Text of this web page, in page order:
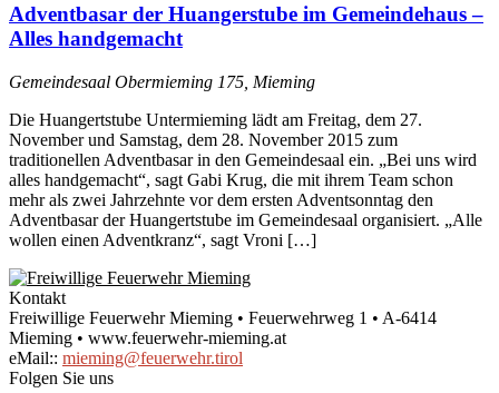
Adventbasar der Huangerstube im Gemeindehaus –
Alles handgemacht
Gemeindesaal Obermieming 175, Mieming
Die Huangertstube Untermieming lädt am Freitag, dem 27.
November und Samstag, dem 28. November 2015 zum
traditionellen Adventbasar in den Gemeindesaal ein. „Bei uns wird
alles handgemacht“, sagt Gabi Krug, die mit ihrem Team schon
mehr als zwei Jahrzehnte vor dem ersten Adventsonntag den
Adventbasar der Huangertstube im Gemeindesaal organisiert. „Alle
wollen einen Adventkranz“, sagt Vroni […]
Kontakt
Freiwillige Feuerwehr Mieming • Feuerwehrweg 1 • A-6414
Mieming • www.feuerwehr-mieming.at
eMail:: mieming@feuerwehr.tirol
Folgen Sie uns